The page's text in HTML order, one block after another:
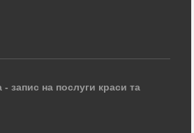
запис на послуги краси та